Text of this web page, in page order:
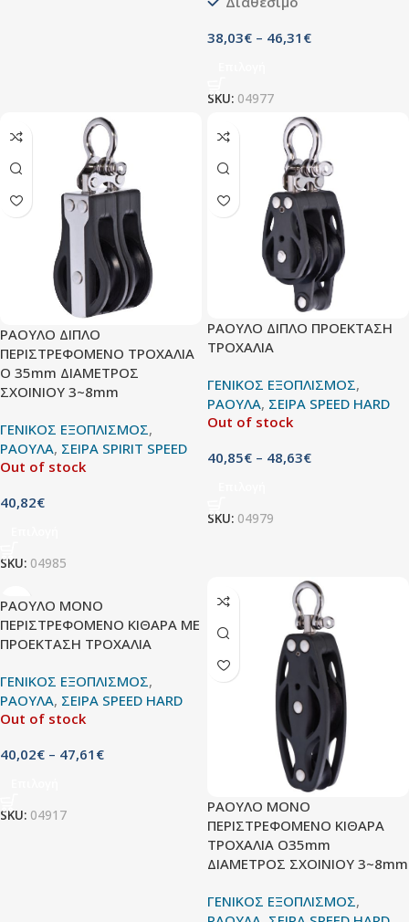
38,03€ – 46,31 €
SKU: 04977
ΡΑΟΥΛΟ ΔΙΠΛΟ
ΠΕΡΙΣΤΡΕΦΟΜΕΝΟ ΤΡΟΧΑΛΙΑ
O 35mm ΔΙΑΜΕΤΡΟΣ
ΣΧΟΙΝΙΟΥ 3~8mm
ΓΕΝΙΚΟΣ ΕΞΟΠΛΙΣΜΟΣ,
ΡΑΟΥΛΑ, ΣΕΙΡΑ SPIRIT SPEED
Out of stock
40,82€
SKU: 04985
ΡΑΟΥΛΟ ΔΙΠΛΟ ΠΡΟΕΚΤΑΣΗ
ΤΡΟΧΑΛΙΑ
ΓΕΝΙΚΟΣ ΕΞΟΠΛΙΣΜΟΣ,
ΡΑΟΥΛΑ, ΣΕΙΡΑ SPEED HARD
Out of stock
40,85€ – 48,63€
SKU: 04979
ΡΑΟΥΛΟ ΜΟΝΟ
ΠΕΡΙΣΤΡΕΦΟΜΕΝΟ ΚΙΘΑΡΑ ΜΕ
ΠΡΟΕΚΤΑΣΗ ΤΡΟΧΑΛΙΑ
ΓΕΝΙΚΟΣ ΕΞΟΠΛΙΣΜΟΣ,
ΡΑΟΥΛΑ, ΣΕΙΡΑ SPEED HARD
Out of stock
40,02€ – 47,61 €
SKU: 04917
ΡΑΟΥΛΟ ΜΟΝΟ
ΠΕΡΙΣΤΡΕΦΟΜΕΝΟ ΚΙΘΑΡΑ
ΤΡΟΧΑΛΙΑ O35mm
ΔΙΑΜΕΤΡΟΣ ΣΧΟΙΝΙΟΥ 3~8mm
ΓΕΝΙΚΟΣ ΕΞΟΠΛΙΣΜΟΣ,